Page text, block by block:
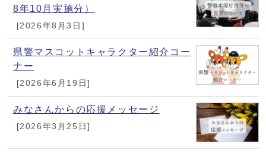
8年10月実施分）
[2026年8月3日]
県警マスコットキャラクター紹介コー
ナー
[2026年6月19日]
みなさんからの応援メッセージ
[2026年3月25日]